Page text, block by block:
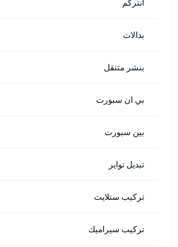
بدالات
بنشر متنقل
بي ان سبورت
بين سبورت
تبديل تواير
تركيب ستلايت
تركيب سيراميك